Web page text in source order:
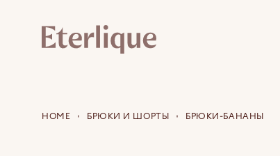
HOME БРЮКИ И ШОРТЫ БРЮКИ-БАНАНЫ